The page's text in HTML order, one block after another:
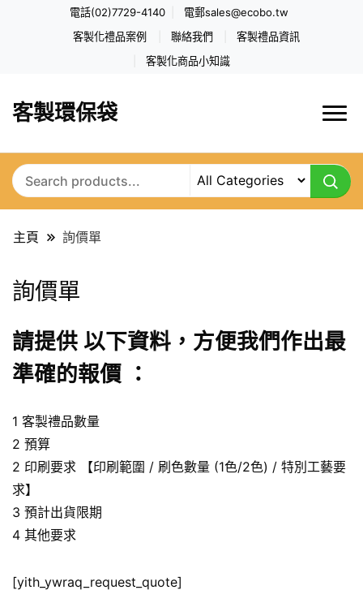
電話(02)7729-4140 電郵sales@ecobo.tw
客製化禮品案例 聯絡我們 客製禮品資訊
客製化商品小知識
客製環保袋
主頁 詢價單
詢價單
請提供 以下資料，方便我們作出最
準確的報價 ：
1 客製禮品數量
2 預算
2 印刷要求 【印刷範圍 / 刷色數量 (1色/2色) / 特別工藝要
求】
3 預計出貨限期
4 其他要求
[yith_ywraq_request_quote]